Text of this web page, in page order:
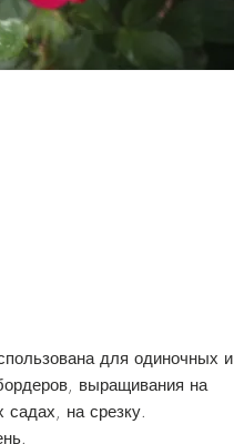
для одиночных и
выращивания на
на срезку.